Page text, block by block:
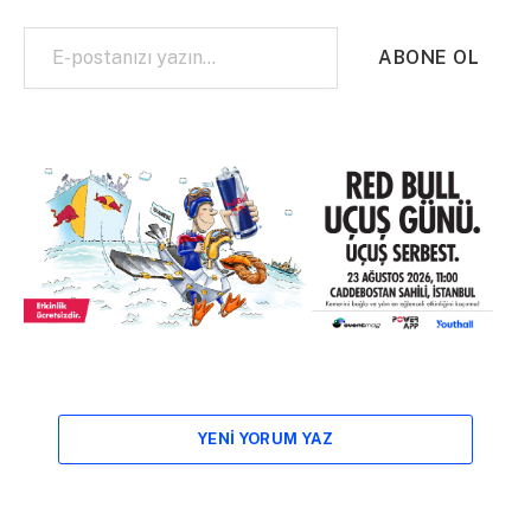
E-postanızı yazın…
ABONE OL
YENI YORUM YAZ